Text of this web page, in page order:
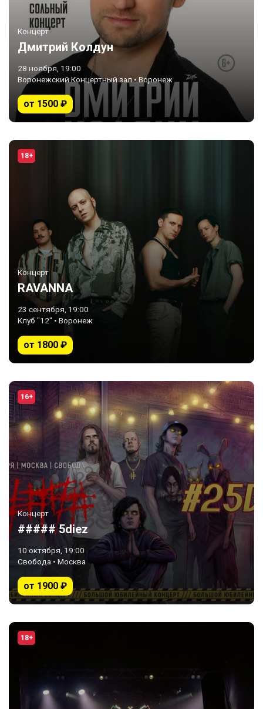
Концерт
Дмитрий Колдун
28 ноября, 19:00
Воронежский Концертный зал • Воронеж
от 1500 ₽
18+
Концерт
RAVANNA
23 сентября, 19:00
Клуб "12" • Воронеж
от 1800 ₽
16+
Концерт
##### 5diez
10 октября, 19:00
Свобода • Москва
от 1900 ₽
18+